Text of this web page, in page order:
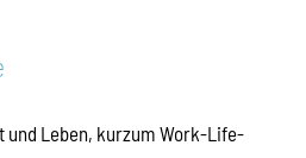
und Leben, kurzum Work-Life-